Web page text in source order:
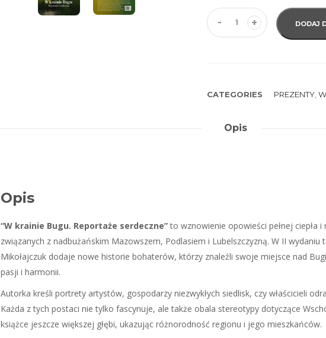
- + DODAJ
CATEGORIES PREZENTY,
Opis
Opis
“W krainie Bugu. Reportaże serdeczne”to wznowienie opowieści pełnej ciepła i
związanych z nadbużańskim Mazowszem, Podlasiem i Lubelszczyzną. W II
Mikołajczuk dodaje nowe historie bohaterów, którzy znaleźli swoje miejsce nad
pasji i harmonii.
Autorka kreśli portrety artystów, gospodarzy niezwykłych siedlisk, czy właścicieli
Każda z tych postaci nie tylko fascynuje, ale także obala stereotypy dotyczące
książce jeszcze większej głębi, ukazując różnorodność regionu i jego mieszkańców.